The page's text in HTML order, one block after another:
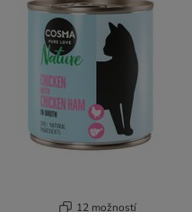
12 možností